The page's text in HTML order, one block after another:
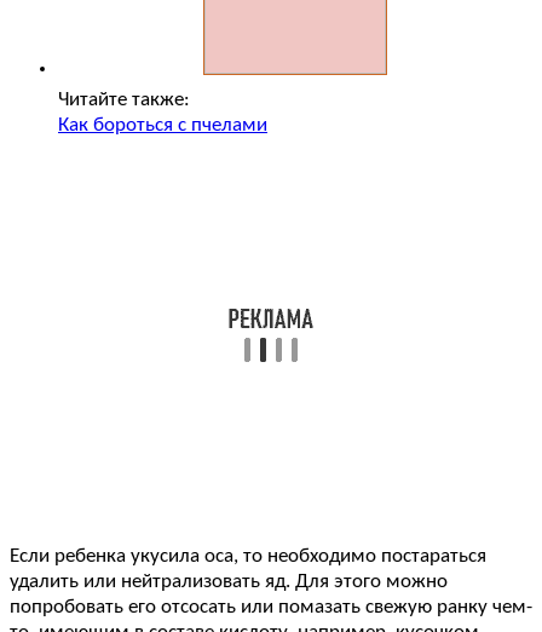
Читайте также:
Как бороться с пчелами
Если ребенка укусила оса, то необходимо постараться
удалить или нейтрализовать яд. Для этого можно
попробовать его отсосать или помазать свежую ранку чем-